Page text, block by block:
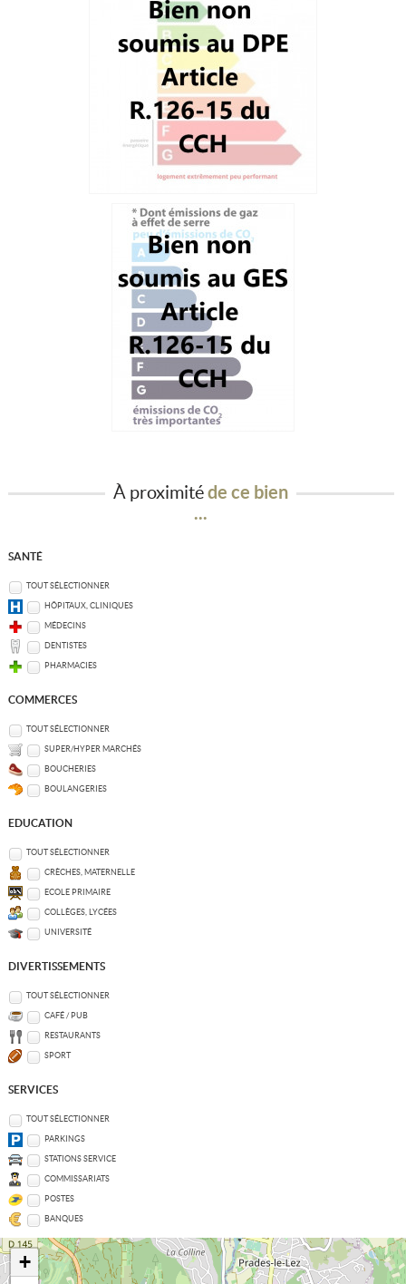
À proximitéde ce bien
...
SANTÉ
TOUT SÉLECTIONNER
HÔPITAUX, CLINIQUES
MÉDECINS
DENTISTES
PHARMACIES
COMMERCES
TOUT SÉLECTIONNER
SUPER/HYPER MARCHÉS
BOUCHERIES
BOULANGERIES
EDUCATION
TOUT SÉLECTIONNER
CRÈCHES, MATERNELLE
ECOLE PRIMAIRE
COLLÈGES, LYCÉES
UNIVERSITÉ
DIVERTISSEMENTS
TOUT SÉLECTIONNER
CAFÉ / PUB
RESTAURANTS
SPORT
SERVICES
TOUT SÉLECTIONNER
PARKINGS
STATIONS SERVICE
COMMISSARIATS
POSTES
BANQUES
+